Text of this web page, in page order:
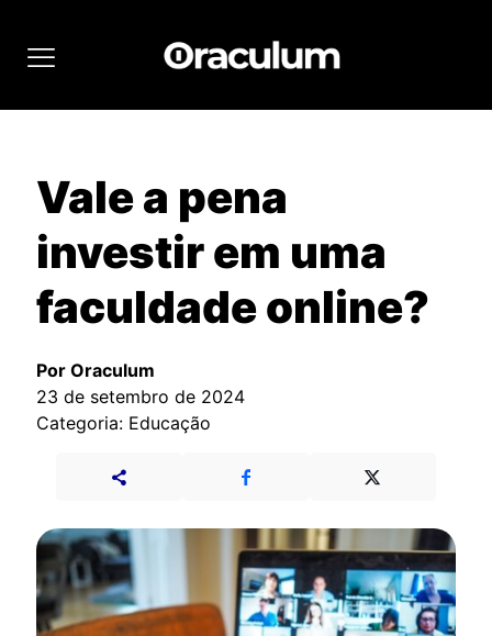
Vale a pena
investir em uma
faculdade online?
Por Oraculum
23 de setembro de 2024
Categoria: Educação